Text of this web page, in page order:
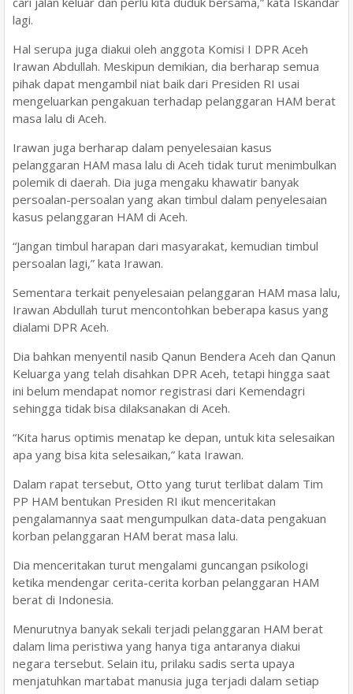
lagi.
Hal serupa juga diakui oleh anggota Komisi I DPR Aceh
Irawan Abdullah. Meskipun demikian, dia berharap semua
pihak dapat mengambil niat baik dari Presiden RI usai
mengeluarkan pengakuan terhadap pelanggaran HAM berat
masa lalu di Aceh.
Irawan juga berharap dalam penyelesaian kasus
pelanggaran HAM masa lalu di Aceh tidak turut menimbulkan
polemik di daerah. Dia juga mengaku khawatir banyak
persoalan-persoalan yang akan timbul dalam penyelesaian
kasus pelanggaran HAM di Aceh.
“Jangan timbul harapan dari masyarakat, kemudian timbul
persoalan lagi,” kata Irawan.
Sementara terkait penyelesaian pelanggaran HAM masa lalu,
Irawan Abdullah turut mencontohkan beberapa kasus yang
dialami DPR Aceh.
Dia bahkan menyentil nasib Qanun Bendera Aceh dan Qanun
Keluarga yang telah disahkan DPR Aceh, tetapi hingga saat
ini belum mendapat nomor registrasi dari Kemendagri
sehingga tidak bisa dilaksanakan di Aceh.
“Kita harus optimis menatap ke depan, untuk kita selesaikan
apa yang bisa kita selesaikan,” kata Irawan.
Dalam rapat tersebut, Otto yang turut terlibat dalam Tim
PP HAM bentukan Presiden RI ikut menceritakan
pengalamannya saat mengumpulkan data-data pengakuan
korban pelanggaran HAM berat masa lalu.
Dia menceritakan turut mengalami guncangan psikologi
ketika mendengar cerita-cerita korban pelanggaran HAM
berat di Indonesia.
Menurutnya banyak sekali terjadi pelanggaran HAM berat
dalam lima peristiwa yang hanya tiga antaranya diakui
negara tersebut. Selain itu, prilaku sadis serta upaya
menjatuhkan martabat manusia juga terjadi dalam setiap